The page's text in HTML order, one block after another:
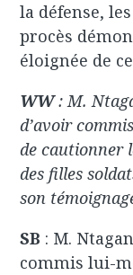
la défense,
procès
éloignée de
WW : M.
d’avoir
de cautionner
des filles
son
SB : M.
commis lui-